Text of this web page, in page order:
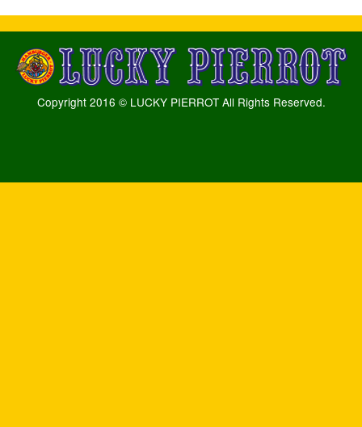
Copyright 2016 © LUCKY PIERROT All Rights Reserved.